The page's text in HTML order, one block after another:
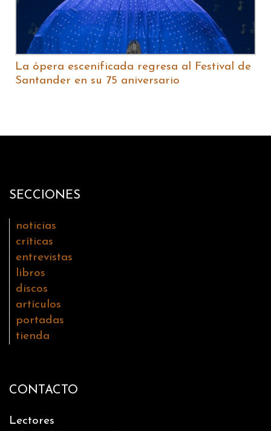
La ópera escenificada regresa al Festival de
Santander en su 75 aniversario
SECCIONES
noticias
críticas
entrevistas
libros
discos
artículos
portadas
tienda
CONTACTO
Lectores